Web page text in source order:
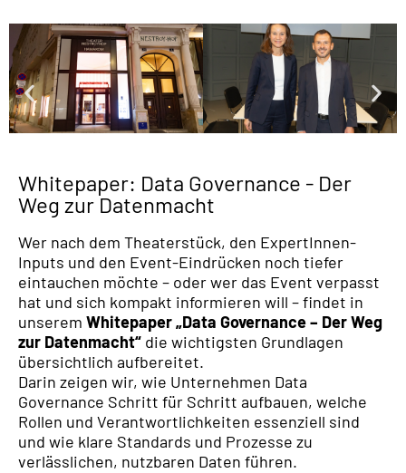
Whitepaper: Data Governance - Der
Weg zur Datenmacht
Wer nach dem Theaterstück, den ExpertInnen-
Inputs und den Event-Eindrücken noch tiefer
eintauchen möchte – oder wer das Event verpasst
hat und sich kompakt informieren will – findet in
unserem Whitepaper „Data Governance – Der Weg
zur Datenmacht“ die wichtigsten Grundlagen
übersichtlich aufbereitet.
Darin zeigen wir, wie Unternehmen Data
Governance Schritt für Schritt aufbauen, welche
Rollen und Verantwortlichkeiten essenziell sind
und wie klare Standards und Prozesse zu
verlässlichen, nutzbaren Daten führen.